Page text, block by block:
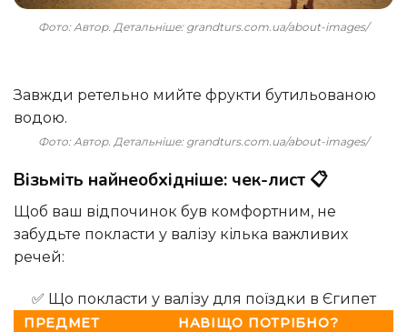
Фото: Автор. Детальніше: grandturs.com.ua/about-images/
Завжди ретельно мийте фрукти бутильованою
водою.
Фото: Автор. Детальніше: grandturs.com.ua/about-images/
Візьміть найнеобхідніше: чек-лист 📋
Щоб ваш відпочинок був комфортним, не
забудьте покласти у валізу кілька важливих
речей:
✅ Що покласти у валізу для поїздки в Єгипет
ПРЕДМЕТ
НАВІЩО ПОТРІБНО?